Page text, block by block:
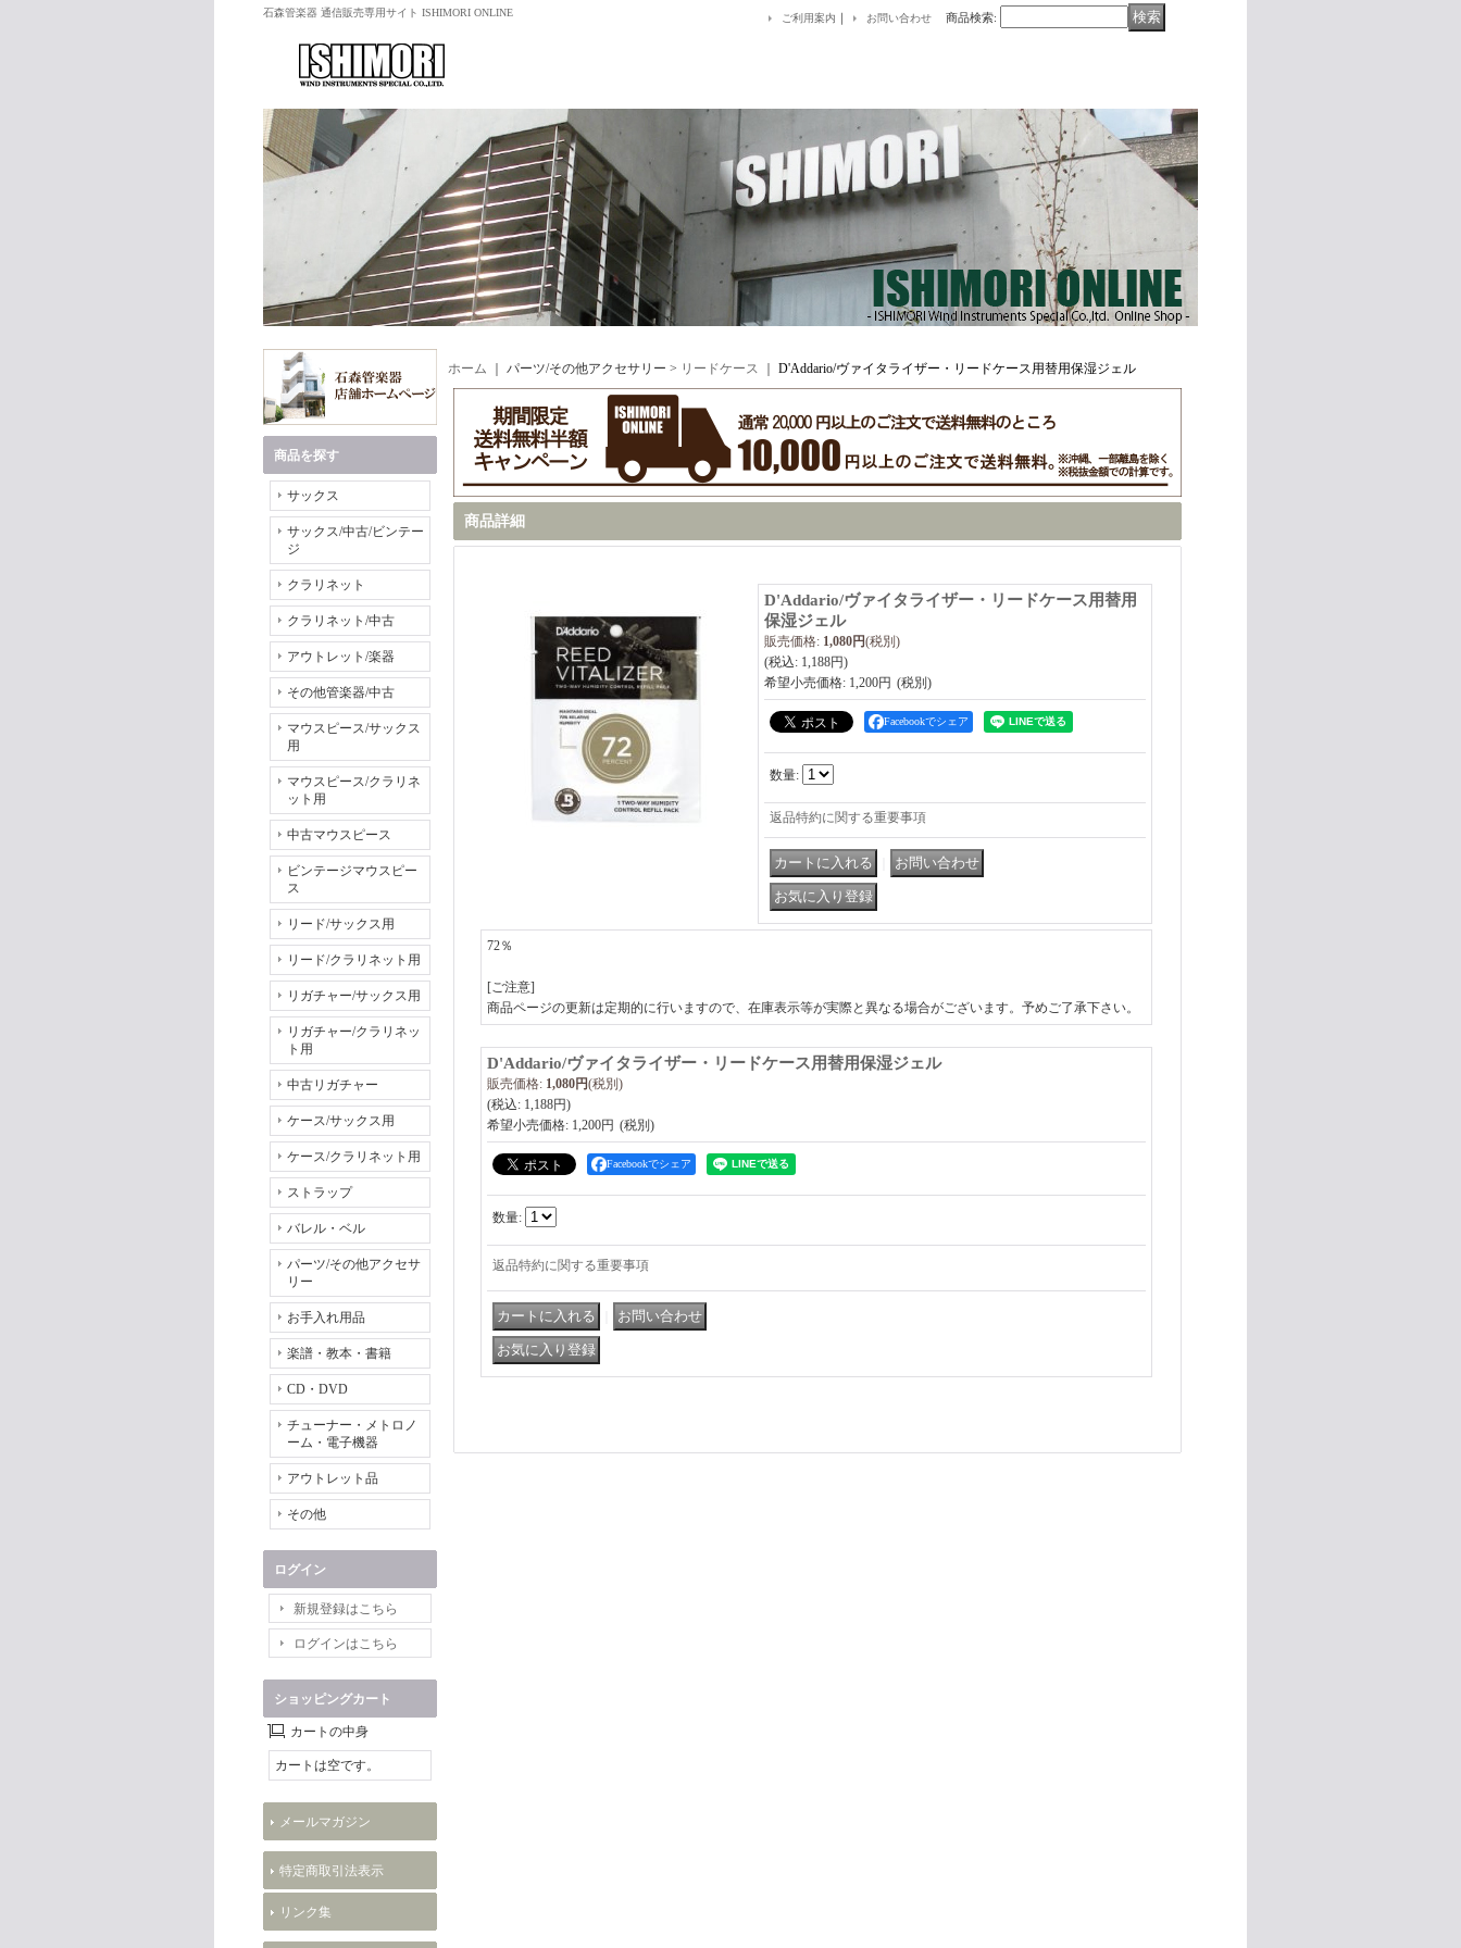
石森管楽器 通信販売専用サイト ISHIMORI ONLINE ご利用案内 ｜ お問い合わせ 商品検索:
商品を探す
サックス
サックス/中古/ビンテー
ジ
クラリネット
クラリネット/中古
アウトレット/楽器
その他管楽器/中古
マウスピース/サックス
用
マウスピース/クラリネ
ット用
中古マウスピース
ビンテージマウスピー
ス
リード/サックス用
リード/クラリネット用
リガチャー/サックス用
リガチャー/クラリネッ
ト用
中古リガチャー
ケース/サックス用
ケース/クラリネット用
ストラップ
バレル・ベル
パーツ/その他アクセサ
リー
お手入れ用品
楽譜・教本・書籍
CD・DVD
チューナー・メトロノ
ーム・電子機器
アウトレット品
その他
ログイン
新規登録はこちら
ログインはこちら
ショッピングカート
カートの中身
カートは空です。
メールマガジン
特定商取引法表示
リンク集
ホーム ｜ パーツ/その他アクセサリー > リードケース D'Addario/ヴァイタライザー・リードケース用替用保湿ジェル
商品詳細
D'Addario/ヴァイタライザー・リードケース用替用
保湿ジェル
販売価格: 1,080円(税別)
(税込: 1,188円)
希望小売価格: 1,200円
Facebookでシェア
数量:
返品特約に関する重要事項
72％
[ご注意]
商品ページの更新は定期的に行いますので、在庫表示等が実際と異なる場合がございます。予めご了承下さい。
D'Addario/ヴァイタライザー・リードケース用替用保湿ジェル
販売価格: 1,080円(税別)
(税込: 1,188円)
希望小売価格: 1,200円
Facebookでシェア
数量:
返品特約に関する重要事項